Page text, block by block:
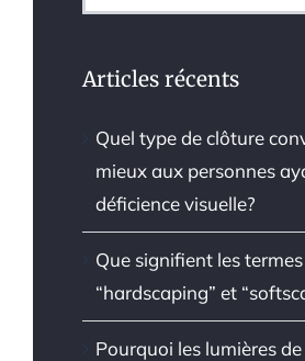
for:
Articles récents
Quel type de clôture
mieux aux personnes
déficience visuelle?
Que signifient les termes
“hardscaping” et
Pourquoi les lumières